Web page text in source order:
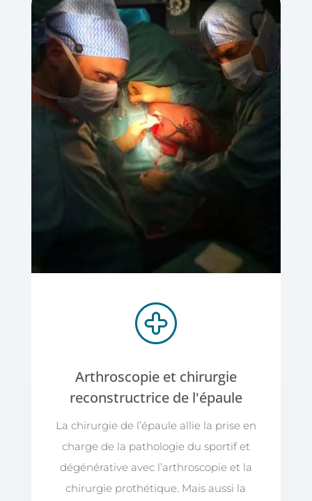
Arthroscopie et chirurgie
reconstructrice de l'épaule
La chirurgie de l’épaule allie la prise en
charge de la pathologie du sportif et
dégénérative avec l’arthroscopie et la
chirurgie prothétique. Mais aussi la